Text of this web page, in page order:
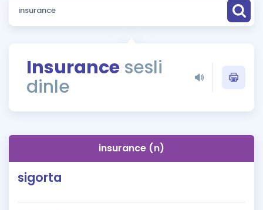
Sözlük
Rehberlik Aracı
ÖSYM Sınav Takvimi
İngilizce Gramer
Hakkımızda
Insurance sesli
dinle
insurance (n)
sigorta